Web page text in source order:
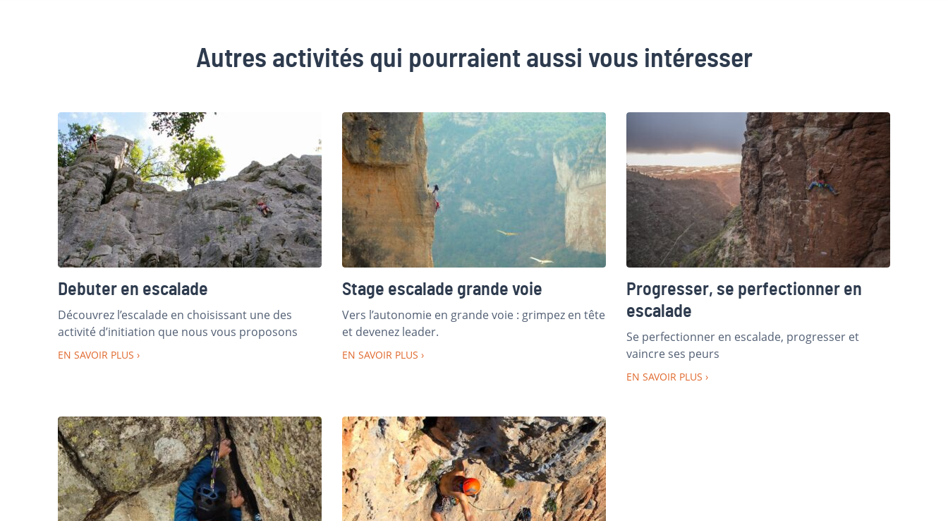
Autres activités qui pourraient aussi vous intéresser
Debuter en escalade
Découvrez l’escalade en choisissant une des
activité d’initiation que nous vous proposons
EN SAVOIR PLUS
Stage escalade grande voie
Vers l’autonomie en grande voie : grimpez en tête
et devenez leader.
EN SAVOIR PLUS
Progresser, se perfectionner en
escalade
Se perfectionner en escalade, progresser et
vaincre ses peurs
EN SAVOIR PLUS